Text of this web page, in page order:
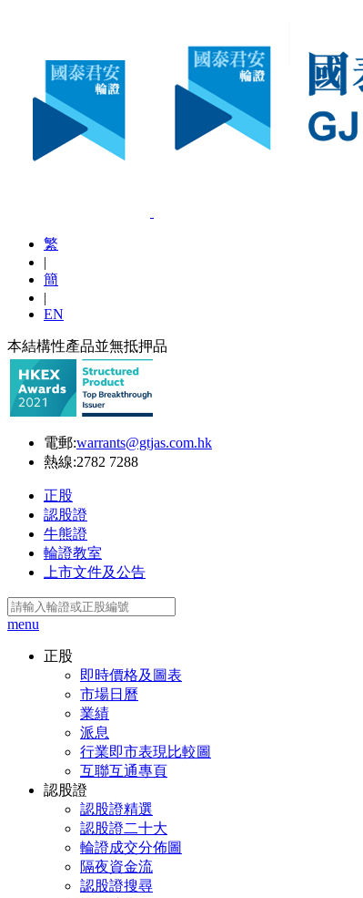
繁
|
簡
|
EN
本結構性產品並無抵押品
電郵:warrants@gtjas.com.hk
熱線:2782 7288
正股
認股證
牛熊證
輪證教室
上市文件及公告
menu
正股
即時價格及圖表
市場日曆
業績
派息
行業即市表現比較圖
互聯互通專頁
認股證
認股證精選
認股證二十大
輪證成交分佈圖
隔夜資金流
認股證搜尋